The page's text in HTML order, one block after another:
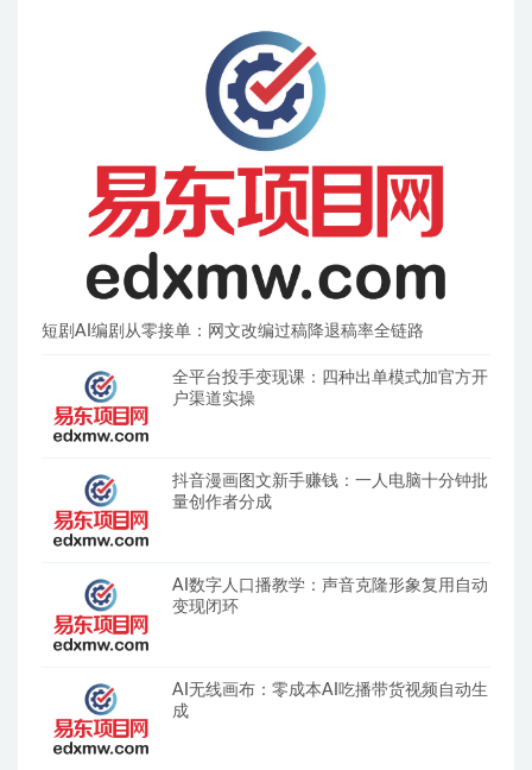
短剧AI编剧从零接单：网文改编过稿降退稿率全链路
全平台投手变现课：四种出单模式加官方开
户渠道实操
抖音漫画图文新手赚钱：一人电脑十分钟批
量创作者分成
AI数字人口播教学：声音克隆形象复用自动
变现闭环
AI无线画布：零成本AI吃播带货视频自动生
成